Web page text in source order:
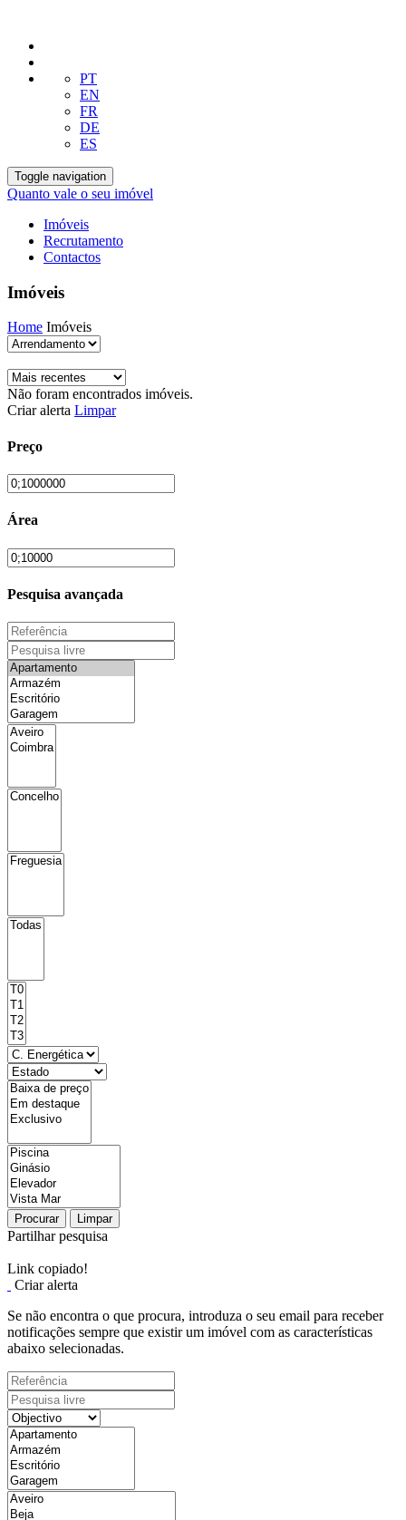
PT
EN
FR
DE
ES
Toggle navigation
Quanto vale o seu imóvel
Imóveis
Recrutamento
Contactos
Imóveis
Home Imóveis
Não foram encontrados imóveis.
Criar alerta Limpar
Preço
Área
Pesquisa avançada
Procurar Limpar
Partilhar pesquisa
Link copiado!
Criar alerta
Se não encontra o que procura, introduza o seu email para receber
notificações sempre que existir um imóvel com as características
abaixo selecionadas.